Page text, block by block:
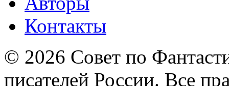
Контакты
© 2026 Совет по
писателей России. Все